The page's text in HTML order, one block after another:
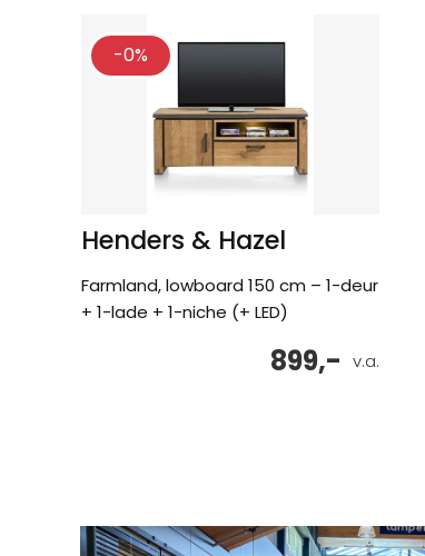
-0%
Henders & Hazel
Farmland, lowboard 150 cm – 1-deur
+ 1-lade + 1-niche (+ LED)
v.a.
899,-